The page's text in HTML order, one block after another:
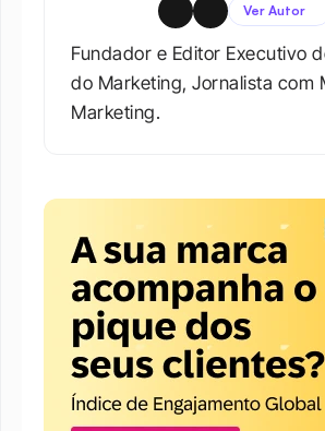
Ver Autor
Fundador e Editor Executivo
do Marketing, Jornalista com
Marketing.